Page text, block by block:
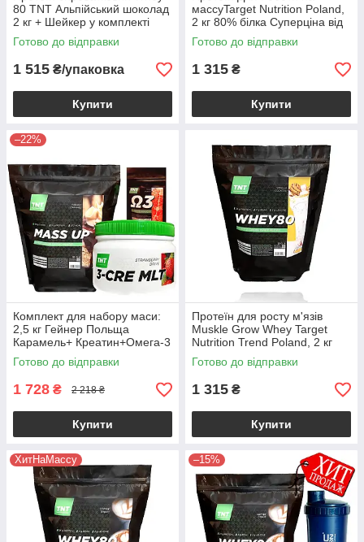
80 TNT Альпійський шоколад
2 кг + Шейкер у комплекті
Готово до відправки
1 515 ₴/упаковка
Купити
массуTarget Nutrition Poland,
2 кг 80% білка Суперціна від
3х упаковок:
Готово до відправки
1 315 ₴
Купити
–22%
Комплект для набору маси:
2,5 кг Гейнер Польща
Карамель+ Креатин+Омега-3
У Подарунок!
Готово до відправки
1 728 ₴ 2 218 ₴
Купити
Протеїн для росту м'язів
Muskle Grow Whey Target
Nutrition Trend Poland, 2 кг
80% білка + ВСАА ваніль
Готово до відправки
1 315 ₴
Купити
ХитНаМассу –15%